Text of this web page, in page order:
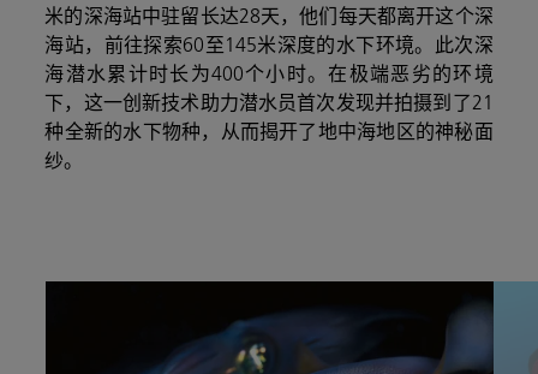
米的深海站中驻留长达28天，他们每天都离开这个深
海站，前往探索60至145米深度的水下环境。此次深
海潜水累计时长为400个小时。在极端恶劣的环境
下，这一创新技术助力潜水员首次发现并拍摄到了21
种全新的水下物种，从而揭开了地中海地区的神秘面
纱。